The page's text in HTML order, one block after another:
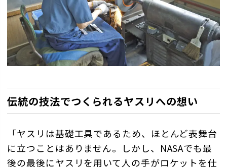
伝統の技法でつくられるヤスリへの想い
「ヤスリは基礎工具であるため、ほとんど表舞台
に立つことはありません。しかし、NASAでも最
後の最後にヤスリを用いて人の手がロケットを仕